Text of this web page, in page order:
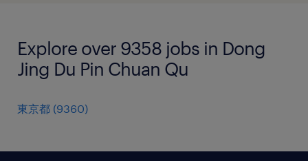
Explore over 9358 jobs in Dong
Jing Du Pin Chuan Qu
東京都 (9360)